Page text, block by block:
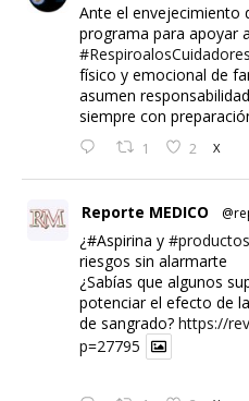
Ante el envejecimiento
programa para apoyar
#RespiroalosCuidadores
físico y emocional de
asumen
siempre con
1 2 X
Reporte MEDICO
¿#Aspirina y
riesgos sin alarmarte
¿Sabías que algunos
potenciar el efecto de
de sangrado? https://
p=27795